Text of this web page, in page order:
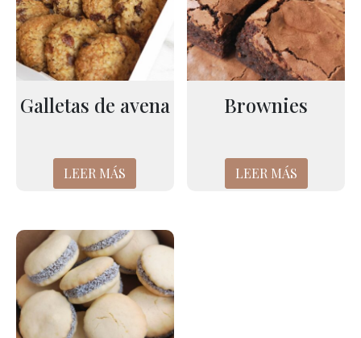
Galletas de avena
LEER MÁS
Brownies
LEER MÁS